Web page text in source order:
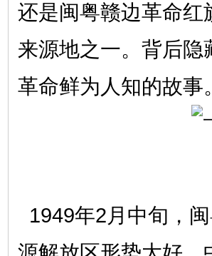
还是闽粤赣边革命红
来源地之一。背后
革命鲜为人知的故事。
1949年2月中旬，